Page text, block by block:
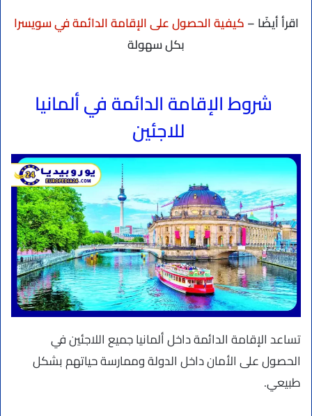
اقرأ أيضًا –كيفية الحصول على الإقامة الدائمة في سويسرا
بكل سهولة
شروط الإقامة الدائمة في ألمانيا
للاجئين
تساعد الإقامة الدائمة داخل ألمانيا جميع اللاجئين في
الحصول على الأمان داخل الدولة وممارسة حياتهم بشكل
طبيعي.